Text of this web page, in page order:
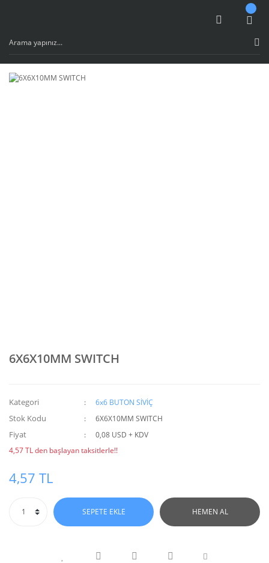
6X6X10MM SWITCH
Kategori 6x6 BUTON SİVİÇ
Stok Kodu 6X6X10MM SWITCH
Fiyat
0,08 USD + KDV
4,57 TL den başlayan taksitlerle!!
4,57 TL
SEPETE EKLE HEMEN AL